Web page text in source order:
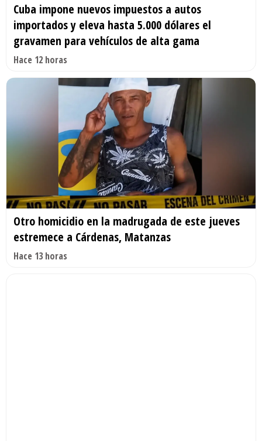
Cuba impone nuevos impuestos a autos
importados y eleva hasta 5.000 dólares el
gravamen para vehículos de alta gama
Hace 12 horas
Otro homicidio en la madrugada de este jueves
estremece a Cárdenas, Matanzas
Hace 13 horas